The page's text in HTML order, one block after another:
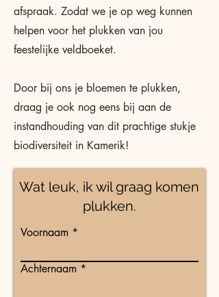
afspraak. Zodat we je op weg kunnen
helpen voor het plukken van jou
feestelijke veldboeket.
Door bij ons je bloemen te plukken,
draag je ook nog eens bij aan de
instandhouding van dit prachtige stukje
biodiversiteit in Kamerik!
Wat leuk, ik wil graag komen
plukken.
Voornaam
Achternaam